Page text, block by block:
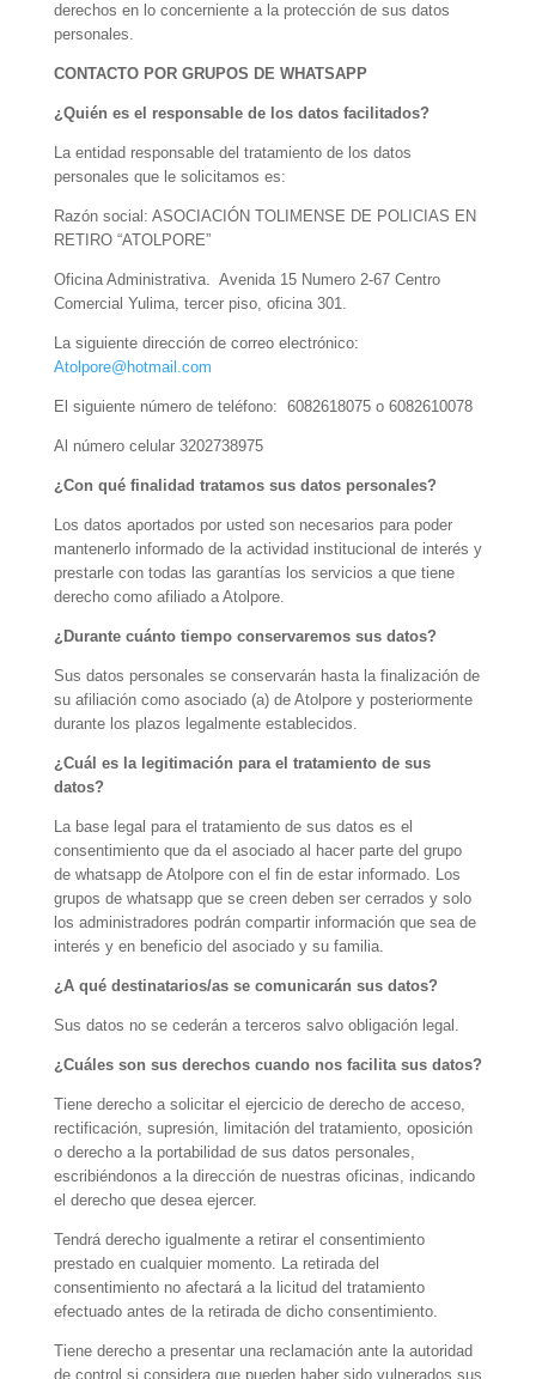
derechos en lo concerniente a la protección de sus datos
personales.
CONTACTO POR GRUPOS DE WHATSAPP
¿Quién es el responsable de los datos facilitados?
La entidad responsable del tratamiento de los datos
personales que le solicitamos es:
Razón social: ASOCIACIÓN TOLIMENSE DE POLICIAS EN
RETIRO “ATOLPORE”
Oficina Administrativa. Avenida 15 Numero 2-67 Centro
Comercial Yulima, tercer piso, oficina 301.
La siguiente dirección de correo electrónico:
Atolpore@hotmail.com
El siguiente número de teléfono: 6082618075 o 6082610078
Al número celular 3202738975
¿Con qué finalidad tratamos sus datos personales?
Los datos aportados por usted son necesarios para poder
mantenerlo informado de la actividad institucional de interés y
prestarle con todas las garantías los servicios a que tiene
derecho como afiliado a Atolpore.
¿Durante cuánto tiempo conservaremos sus datos?
Sus datos personales se conservarán hasta la finalización de
su afiliación como asociado (a) de Atolpore y posteriormente
durante los plazos legalmente establecidos.
¿Cuál es la legitimación para el tratamiento de sus
datos?
La base legal para el tratamiento de sus datos es el
consentimiento que da el asociado al hacer parte del grupo
de whatsapp de Atolpore con el fin de estar informado. Los
grupos de whatsapp que se creen deben ser cerrados y solo
los administradores podrán compartir información que sea de
interés y en beneficio del asociado y su familia.
¿A qué destinatarios/as se comunicarán sus datos?
Sus datos no se cederán a terceros salvo obligación legal.
¿Cuáles son sus derechos cuando nos facilita sus datos?
Tiene derecho a solicitar el ejercicio de derecho de acceso,
rectificación, supresión, limitación del tratamiento, oposición
o derecho a la portabilidad de sus datos personales,
escribiéndonos a la dirección de nuestras oficinas, indicando
el derecho que desea ejercer.
Tendrá derecho igualmente a retirar el consentimiento
prestado en cualquier momento. La retirada del
consentimiento no afectará a la licitud del tratamiento
efectuado antes de la retirada de dicho consentimiento.
Tiene derecho a presentar una reclamación ante la autoridad
de control si considera que pueden haber sido vulnerados sus